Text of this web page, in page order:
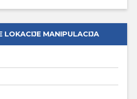
LOKACIJE MANIPULACIJA